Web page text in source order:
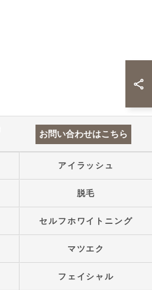
お問い合わせはこちら
アイラッシュ
脱毛
セルフホワイトニング
マツエク
フェイシャル